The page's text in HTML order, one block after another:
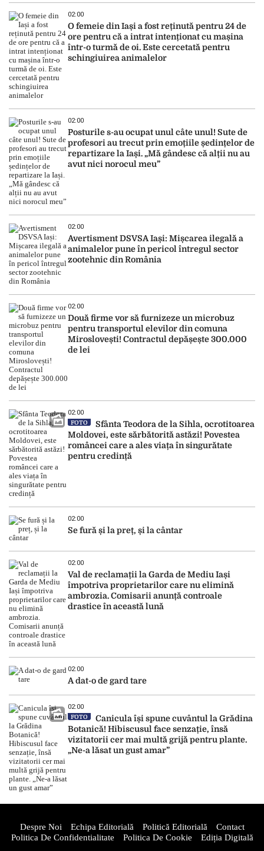
02:00
O femeie din Iași a fost reținută pentru 24 de
ore pentru că a intrat intenționat cu mașina
într-o turmă de oi. Este cercetată pentru
schingiuirea animalelor
02:00
Posturile s-au ocupat unul câte unul! Sute de
profesori au trecut prin emoțiile ședințelor de
repartizare la Iași. „Mă gândesc că alții nu au
avut nici norocul meu”
02:00
Avertisment DSVSA Iași: Mișcarea ilegală a
animalelor pune în pericol întregul sector
zootehnic din România
02:00
Două firme vor să furnizeze un microbuz
pentru transportul elevilor din comuna
Miroslovești! Contractul depășește 300.000
de lei
02:00
FOTO
Sfânta Teodora de la Sihla, ocrotitoarea
Moldovei, este sărbătorită astăzi! Povestea
româncei care a ales viața în singurătate
pentru credință
02:00
Se fură și la preț, și la cântar
02:00
Val de reclamații la Garda de Mediu Iași
împotriva proprietarilor care nu elimină
ambrozia. Comisarii anunță controale
drastice în această lună
02:00
A dat-o de gard tare
02:00
FOTO
Canicula își spune cuvântul la Grădina
Botanică! Hibiscusul face senzație, însă
vizitatorii cer mai multă grijă pentru plante.
„Ne-a lăsat un gust amar”
Despre Noi Echipa Editorială Politică Editorială
Contact
Politica De Confidentialitate
Politica De Cookie Ediția Digitală